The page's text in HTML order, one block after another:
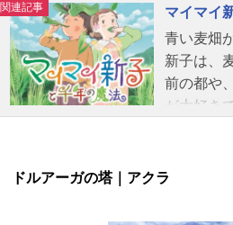
関連記事
マイマイ
青い麦畑
新子は、
前の都や
が大好き
きっかけ
千年の時
ドルアーガの塔｜アクラ